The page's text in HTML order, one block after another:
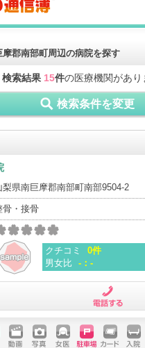
摩郡南部町周辺の病院を探す
検索結果 15件の医療機関があり
検索条件を変更
梨県南巨摩郡南部町南部9504-2
骨・接骨
クチコミ
0件
男女比 -：-